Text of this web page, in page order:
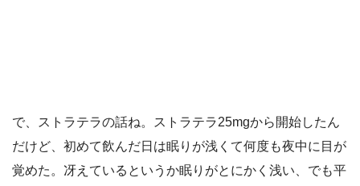
で、ストラテラの話ね。ストラテラ25mgから開始したん
だけど、初めて飲んだ日は眠りが浅くて何度も夜中に目が
覚めた。冴えているというか眠りがとにかく浅い、でも平